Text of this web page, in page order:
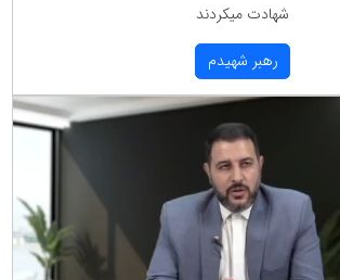
شهادت میكردند
رهبر شهیدم